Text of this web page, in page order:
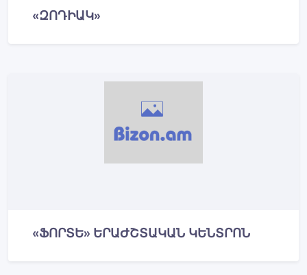
«ԶՈԴԻԱԿ»
«ՖՈՐՏԵ» ԵՐԱԺՇՏԱԿԱՆ ԿԵՆՏՐՈՆ